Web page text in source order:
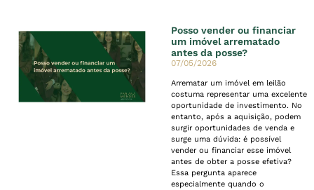
Posso vender ou financiar
um imóvel arrematado
antes da posse?
07/05/2026
Arrematar um imóvel em leilão
costuma representar uma excelente
oportunidade de investimento. No
entanto, após a aquisição, podem
surgir oportunidades de venda e
surge uma dúvida: é possível
vender ou financiar esse imóvel
antes de obter a posse efetiva?
Essa pergunta aparece
especialmente quando o